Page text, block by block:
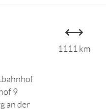
9
an der
1111 km